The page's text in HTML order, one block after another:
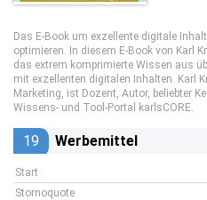
Das E-Book um exzellente digitale
optimieren. In diesem E-Book von Karl
das extrem komprimierte Wissen aus
mit exzellenten digitalen Inhalten. Karl
Marketing, ist Dozent, Autor, beliebter
Wissens- und Tool-Portal karlsCORE.
19 Werbemittel
Start
Stornoquote